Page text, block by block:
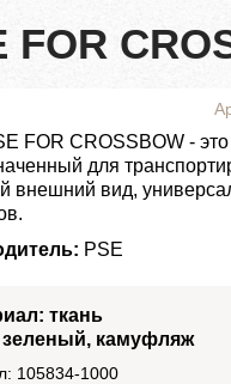
FOR CROSSBOW -
для
внешний вид,
PSE
ткань
зеленый, камуфляж
105834-1000